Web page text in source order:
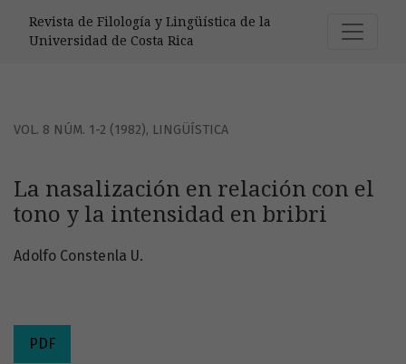
Revista de Filología y Lingüística de la
Universidad de Costa Rica
VOL. 8 NÚM. 1-2 (1982), LINGÜÍSTICA
La nasalización en relación con el
tono y la intensidad en bribri
Adolfo Constenla U.
PDF